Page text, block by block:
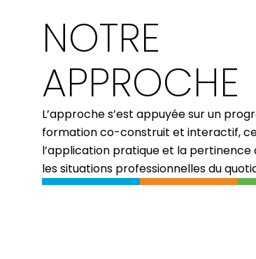
NOTRE
APPROCHE
L’approche s’est appuyée sur un
formation co-construit et interactif,
l’application pratique et la
les situations professionnelles du